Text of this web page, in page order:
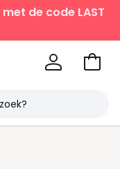
met de code LAST
Naar